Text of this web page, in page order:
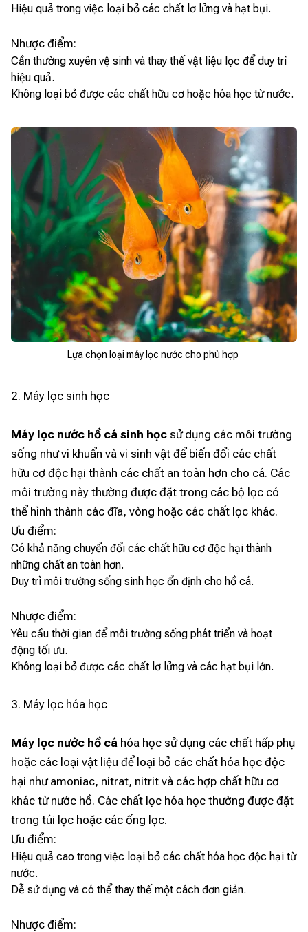
Hiệu quả trong việc loại bỏ các chất lơ lửng và hạt bụi.
Nhược điểm:
Cần thường xuyên vệ sinh và thay thế vật liệu lọc để duy trì
hiệu quả.
Không loại bỏ được các chất hữu cơ hoặc hóa học từ nước.
Lựa chọn loại máy lọc nước cho phù hợp
2. Máy lọc sinh học
Máy lọc nước hồ cá sinh học sử dụng các môi trường
sống như vi khuẩn và vi sinh vật để biến đổi các chất
hữu cơ độc hại thành các chất an toàn hơn cho cá. Các
môi trường này thường được đặt trong các bộ lọc có
thể hình thành các đĩa, vòng hoặc các chất lọc khác.
Ưu điểm:
Có khả năng chuyển đổi các chất hữu cơ độc hại thành
những chất an toàn hơn.
Duy trì môi trường sống sinh học ổn định cho hồ cá.
Nhược điểm:
Yêu cầu thời gian để môi trường sống phát triển và hoạt
động tối ưu.
Không loại bỏ được các chất lơ lửng và các hạt bụi lớn.
3. Máy lọc hóa học
Máy lọc nước hồ cá hóa học sử dụng các chất hấp phụ
hoặc các loại vật liệu để loại bỏ các chất hóa học độc
hại như amoniac, nitrat, nitrit và các hợp chất hữu cơ
khác từ nước hồ. Các chất lọc hóa học thường được đặt
trong túi lọc hoặc các ống lọc.
Ưu điểm:
Hiệu quả cao trong việc loại bỏ các chất hóa học độc hại từ
nước.
Dễ sử dụng và có thể thay thế một cách đơn giản.
Nhược điểm: